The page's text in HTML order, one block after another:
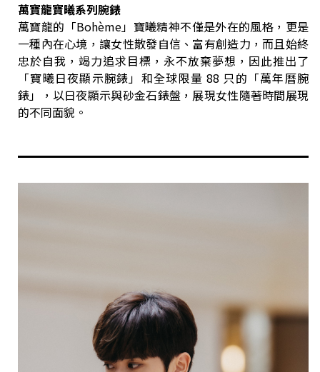
萬寶龍寶曦系列腕錶
萬寶龍的「Bohème」寶曦精神不僅是外在的風格，更是
一種內在心境，讓女性散發自信、富有創造力，而且始終
忠於自我，竭力追求目標，永不放棄夢想，因此推出了
「寶曦日夜顯示腕錶」和全球限量 88 只的「萬年曆腕
錶」，以日夜顯示與砂金石錶盤，展現女性隨著時間展現
的不同面貌。